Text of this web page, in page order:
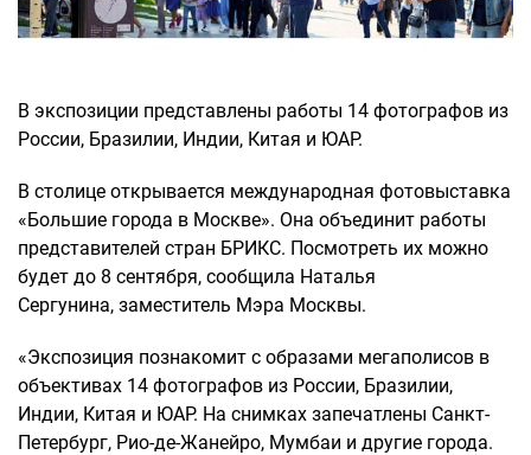
В экспозиции представлены работы 14 фотографов из
России, Бразилии, Индии, Китая и ЮАР.
В столице открывается международная фотовыставка
«Большие города в Москве». Она объединит работы
представителей стран БРИКС. Посмотреть их можно
будет до 8 сентября, сообщила Наталья
Сергунина, заместитель Мэра Москвы.
«Экспозиция познакомит с образами мегаполисов в
объективах 14 фотографов из России, Бразилии,
Индии, Китая и ЮАР. На снимках запечатлены Санкт-
Петербург, Рио-де-Жанейро, Мумбаи и другие города.